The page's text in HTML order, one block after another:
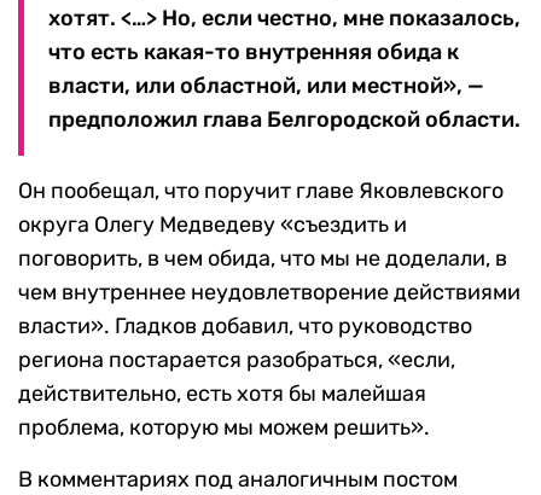
хотят. <…> Но, если честно, мне показалось,
что есть какая-то внутренняя обида к
власти, или областной, или местной», —
предположил глава Белгородской области.
Он пообещал, что поручит главе Яковлевского
округа Олегу Медведеву «съездить и
поговорить, в чем обида, что мы не доделали, в
чем внутреннее неудовлетворение действиями
власти». Гладков добавил, что руководство
региона постарается разобраться, «если,
действительно, есть хотя бы малейшая
проблема, которую мы можем решить».
В комментариях под аналогичным постом